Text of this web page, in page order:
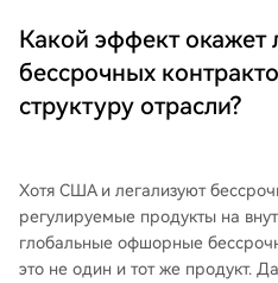
Какой эффект окажет
бессрочных
структуру отрасли?
Хотя США и легализуют
регулируемые продукты на
глобальные офшорные
это не один и тот же продукт.